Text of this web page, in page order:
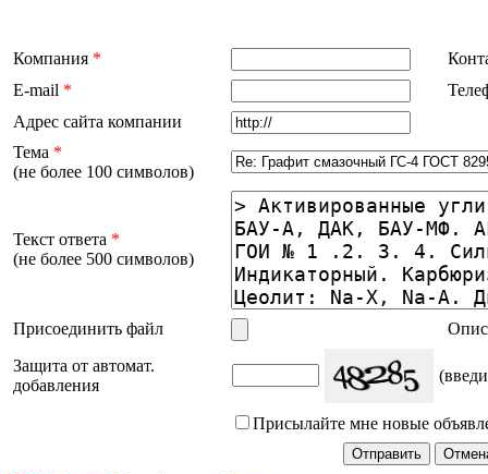
Компания *
E-mail *
Адрес сайта компании
Тема *
(не более 100 символов)
Текст ответа *
(не более 500 символов)
Присоединить файл
Защита от автомат.
добавления
Присылайте мне новые